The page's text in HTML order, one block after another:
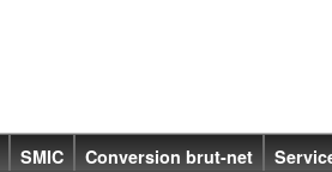
SMIC Conversion brut-net